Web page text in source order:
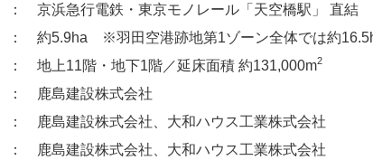
： 京浜急行電鉄・東京モノレール「天空橋駅」 直結
： 約5.9ha ※羽田空港跡地第1ゾーン全体では約
： 地上11階・地下1階／延床面積 約131,000m2
： 鹿島建設株式会社
： 鹿島建設株式会社、大和ハウス工業株式会社
： 鹿島建設株式会社、大和ハウス工業株式会社